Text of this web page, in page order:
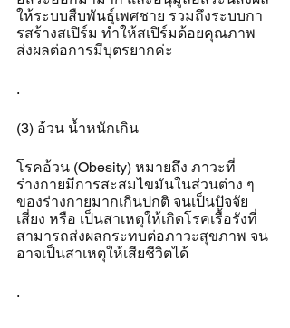
ให้ระบบสืบพันธุ์เพศชาย รวมถึงระบบกา
รสร้างสเปิร์ม ทำให้สเปิร์มด้อยคุณภาพ
ส่งผลต่อการมีบุตรยากค่ะ
.
(3) อ้วน น้ำหนักเกิน
โรคอ้วน (Obesity) หมายถึง ภาวะที่
ร่างกายมีการสะสมไขมันในส่วนต่าง ๆ
ของร่างกายมากเกินปกติ จนเป็นปัจจัย
เสี่ยง หรือ เป็นสาเหตุให้เกิดโรคเรื้อรังที่
สามารถส่งผลกระทบต่อภาวะสุขภาพ จน
อาจเป็นสาเหตุให้เสียชีวิตได้
.